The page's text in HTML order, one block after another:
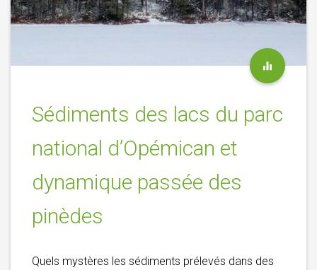
Sédiments des lacs du parc
national d’Opémican et
dynamique passée des
pinèdes
Quels mystères les sédiments prélevés dans des